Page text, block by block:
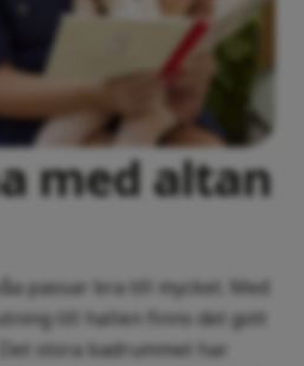
med altan
passar bra till mycket. Med
till hallen finns det gott
stora badrummet har